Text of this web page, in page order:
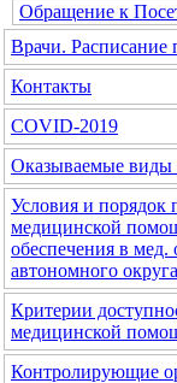
Обращение к
Врачи. Расписание
Контакты
COVID-2019
Оказываемые
Условия и порядок
медицинской
обеспечения в мед.
автономного округа
Критерии
медицинской
Контролирующие